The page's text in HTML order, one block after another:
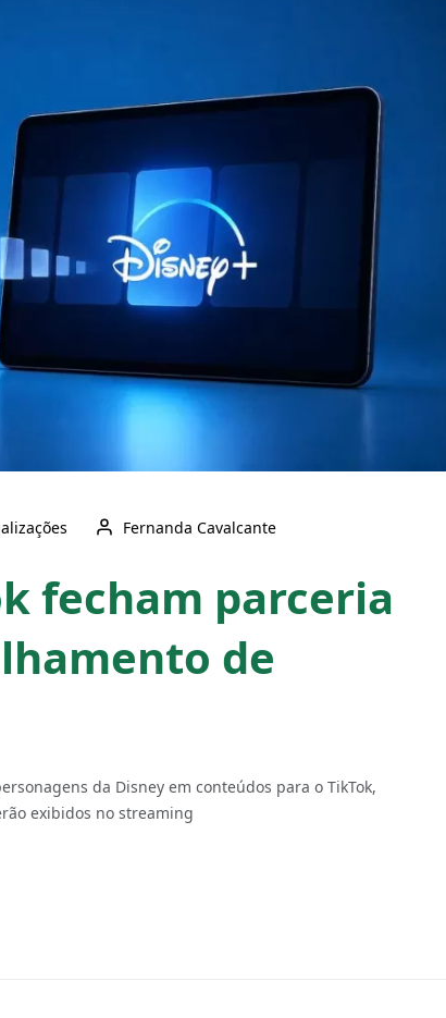
Fernanda Cavalcante
fecham parceria
de
da Disney em conteúdos para o TikTok,
exibidos no streaming